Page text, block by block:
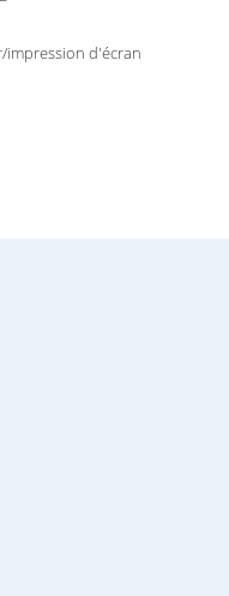
impression d'écran